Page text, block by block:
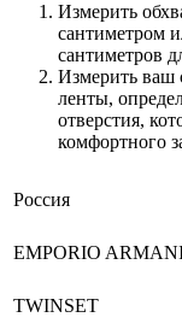
Измерить
сантиметром
сантиметров
Измерить ваш
ленты,
отверстия,
комфортного
Россия
EMPORIO
TWINSET